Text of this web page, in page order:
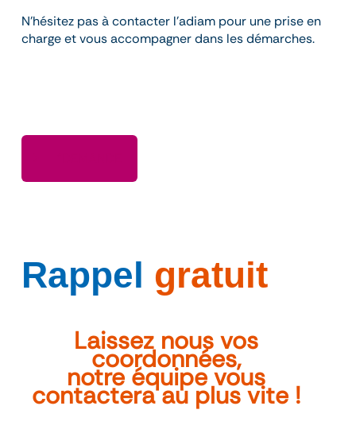
N’hésitez pas à contacter l’adiam pour une prise en
charge et vous accompagner dans les démarches.
Rappel gratuit
Laissez nous vos
coordonnées,
notre équipe vous
contactera au plus vite !